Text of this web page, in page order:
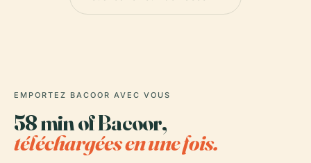
EMPORTEZ BACOOR AVEC VOUS
58 min of Bacoor,
téléchargées en une fois.